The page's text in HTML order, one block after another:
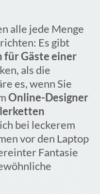
alle jede Menge
Es gibt
Gäste einer
als die
es, wenn Sie
Online-Designer
bei leckerem
vor den Laptop
Fantasie